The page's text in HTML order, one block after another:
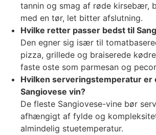
tannin og smag af røde kirsebær,
med en tør, let bitter afslutning.
Hvilke retter passer bedst til
Den egner sig især til
pizza, grillede og braiserede
faste oste som parmesan og
Hvilken serveringstemperatur er
Sangiovese vin?
De fleste Sangiovese-vine bør
afhængigt af fylde og
almindelig stuetemperatur.